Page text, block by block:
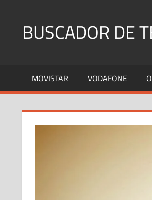
contenidoBUSCADOR DE
Fijos
y
MOVISTAR VODAFONE